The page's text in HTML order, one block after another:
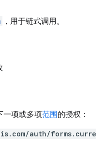
，用于链式调用。
一项或多项范围的授权：
auth/forms.curre